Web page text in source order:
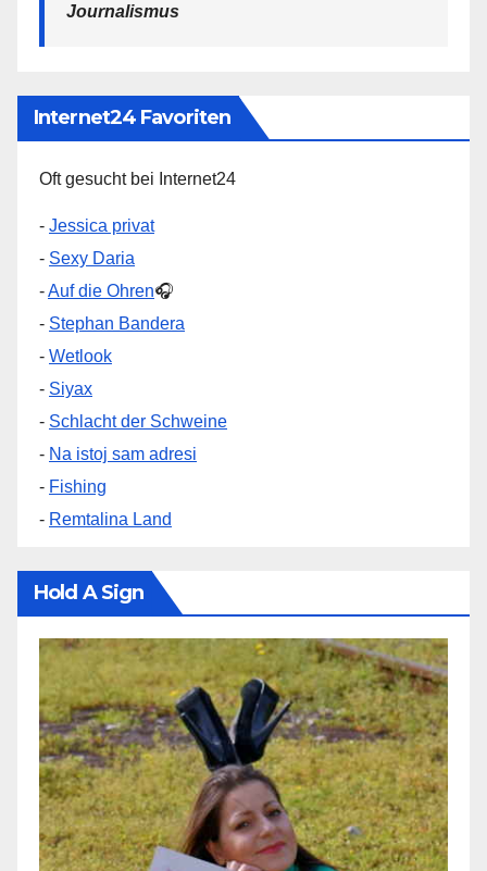
Journalismus
Internet24 Favoriten
Oft gesucht bei Internet24
- Jessica privat
- Sexy Daria
-Auf die Ohren🎧
- Stephan Bandera
- Wetlook
- Siyax
- Schlacht der Schweine
- Na istoj sam adresi
- Fishing
- Remtalina Land
Hold A Sign